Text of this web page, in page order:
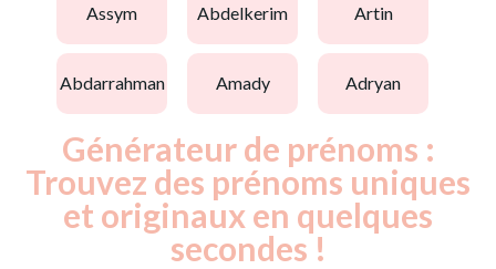
assym abdelkerim artin
abdarrahman amady adryan
Générateur de prénoms :
Trouvez des prénoms uniques
et originaux en quelques
secondes !